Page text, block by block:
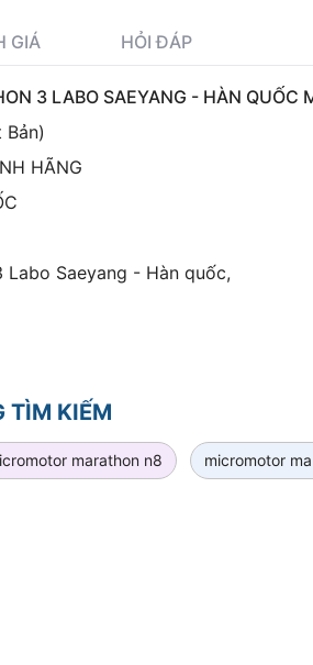
GIÁ HỎI ĐÁP
3 LABO SAEYANG - HÀN QUỐC
Bản)
HÃNG
Saeyang - Hàn quốc,
TÌM KIẾM
marathon n8 micromotor